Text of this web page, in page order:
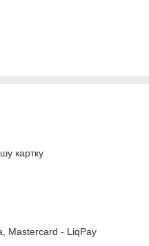
картку
Mastercard - LiqPay